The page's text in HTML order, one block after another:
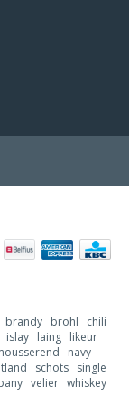
brandy brohl
chili
islay laing likeur
navy
schots
single
velier whiskey